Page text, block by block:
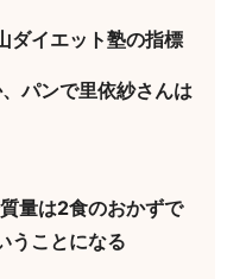
ダイエット塾の指標
パンで里依紗さんは
量は2食のおかずで
うことになる